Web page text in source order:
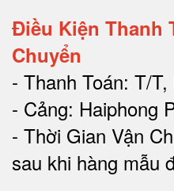
Điều Kiện Thanh
Chuyển
- Thanh Toán: T/T,
- Cảng: Haiphong
- Thời Gian Vận
sau khi hàng mẫu